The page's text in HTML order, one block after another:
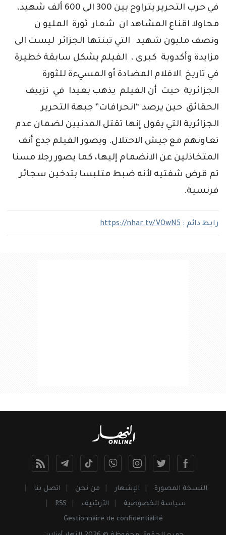
في حرب التحرير يتراوح بين 300 الى 600 ألف شهيد،
محاولا اقناع المشاهد ان شعار ثورة المليو ن
ونصف مليون شهيد التي تبنتها الجزائر ليست الى
مزايدة وأكدوبة كبرى ، الفيلم يشكل سابقة خطيرة
في تاريخ الافلام المضادة أو المسيءة للثورة
الجزائرية حيث أن الفيلم يذهب بعيدا في تزييف
الحقائق حين يرصد “انحرافات” جبهة التحرير
الجزائرية التي يقول إنها تقتل المدنيين لضمان عدم
تعاونهم مع جيش الاحتلال. ويصور الفيلم جدع أنف
المتخاذلين عن الانضمام إليها، كما يصور رجلا مسنا
تم قرض شفتيه لأنه ضبط متلبسا بتدخين سجائر
فرنسية.
رابط دائم : https://nhar.tv/VOwN5
النسخة المصورة الإشهار من نحن
اتصل بنا
سياسة الخصوصية
الأرشيف
RSS
Gestionnaire de confidentialité